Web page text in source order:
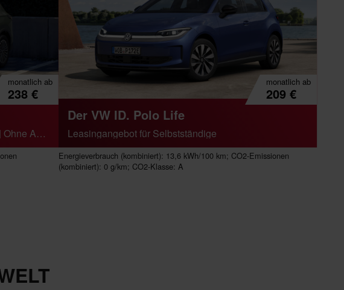
monatlich ab
238 €
Finanzierungsangebot für Sonderabnehmer | Ohne Anzahlung
monatlich ab
209 €
Der VW ID. Polo Life
Leasingangebot für Selbstständige
Energieverbrauch (kombiniert): 13,6 kWh/100 km; CO2-Emissionen
(kombiniert): 0 g/km; CO2-Klasse: A